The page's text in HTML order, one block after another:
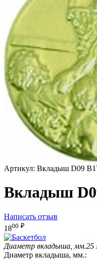
Артикул: Вкладыш D09
Вкладыш
Написать отзыв
1800 ₽
Диаметр вкладыша, мм.25
Диаметр вкладыша, мм.: